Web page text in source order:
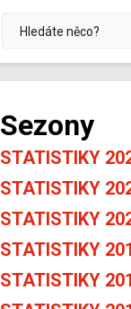
Sezony
STATISTIKY
STATISTIKY
STATISTIKY
STATISTIKY
STATISTIKY